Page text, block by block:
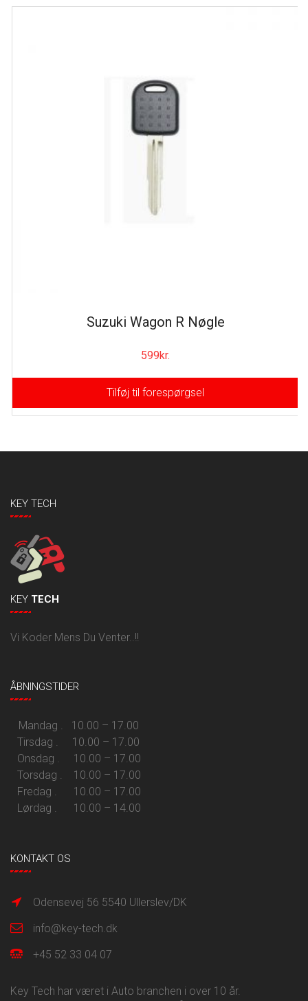
Suzuki Wagon R Nøgle
599kr.
Tilføj til forespørgsel
KEY TECH
KEY TECH
Vi Koder Mens Du Venter..!!
ÅBNINGSTIDER
Mandag . 10.00 – 17.00
Tirsdag . 10.00 – 17.00
Onsdag . 10.00 – 17.00
Torsdag . 10.00 – 17.00
Fredag . 10.00 – 17.00
Lørdag . 10.00 – 14.00
KONTAKT OS
Odensevej 56 5540 Ullerslev/DK
info@key-tech.dk
+45 52 33 04 07
Key Tech har været i Auto branchen i over 10 år.